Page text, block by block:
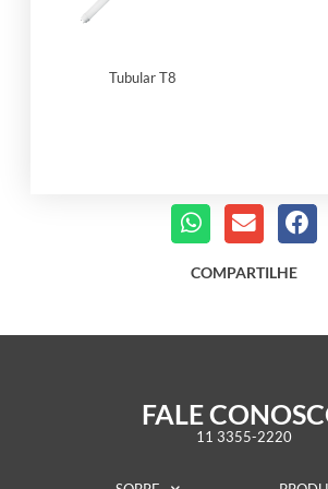
Tubular T8
COMPARTILHE
FALE
11 3355-2220